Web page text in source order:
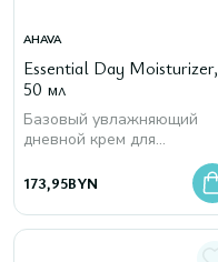
AHAVA
Essential Day Moisturizer,
50 мл
Базовый увлажняющий
дневной крем для
лица
173,95BYN